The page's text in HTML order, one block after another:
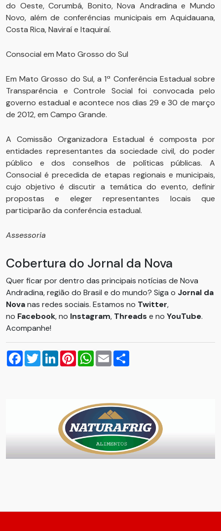
do Oeste, Corumbá, Bonito, Nova Andradina e Mundo
Novo, além de conferências municipais em Aquidauana,
Costa Rica, Naviraí e Itaquiraí.
Consocial em Mato Grosso do Sul
Em Mato Grosso do Sul, a 1ª Conferência Estadual sobre
Transparência e Controle Social foi convocada pelo
governo estadual e acontece nos dias 29 e 30 de março
de 2012, em Campo Grande.
A Comissão Organizadora Estadual é composta por
entidades representantes da sociedade civil, do poder
público e dos conselhos de políticas públicas. A
Consocial é precedida de etapas regionais e municipais,
cujo objetivo é discutir a temática do evento, definir
propostas e eleger representantes locais que
participarão da conferência estadual.
Assessoria
Cobertura do Jornal da Nova
Quer ficar por dentro das principais notícias de Nova
Andradina, região do Brasil e do mundo? Siga o Jornal da
Novanas redes sociais. Estamos no Twitter,
no Facebook, no Instagram, Threads e no YouTube.
Acompanhe!
Facebook
TwitterLinkedInPinterestWhatsApp
Email